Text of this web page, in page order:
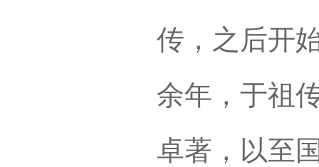
传，之后开
余年，于祖
卓著，以至